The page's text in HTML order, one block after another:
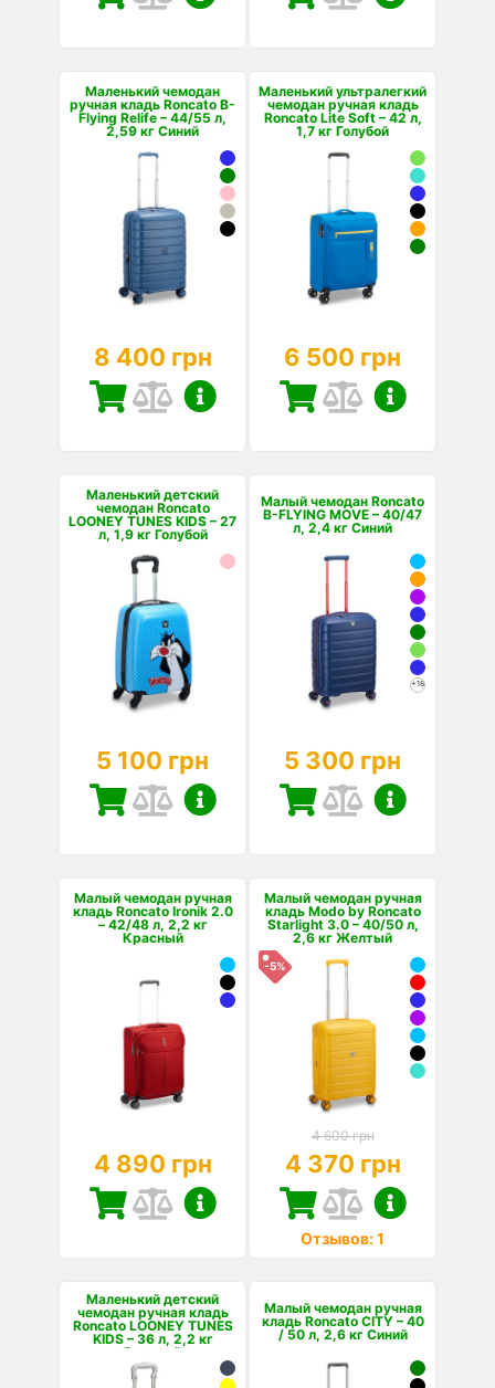
Маленький чемодан
ручная кладь Roncato B-
Flying Relife – 44/55 л,
2,59 кг Синий
8 400 грн
Маленький ультралегкий
чемодан ручная кладь
Roncato Lite Soft – 42 л,
1,7 кг Голубой
6 500 грн
Маленький детский
чемодан Roncato
LOONEY TUNES KIDS – 27
л, 1,9 кг Голубой
5 100 грн
Малый чемодан Roncato
B-FLYING MOVE – 40/47
л, 2,4 кг Синий
+18
5 300 грн
Малый чемодан ручная
кладь Roncato Ironik 2.0
– 42/48 л, 2,2 кг
Красный
4 890 грн
Малый чемодан ручная
кладь Modo by Roncato
Starlight 3.0 – 40/50 л,
2,6 кг Желтый
-5%
4 600 грн
4 370 грн
Отзывов: 1
Маленький детский
чемодан ручная кладь
Roncato LOONEY TUNES
KIDS – 36 л, 2,2 кг
Розовый
Малый чемодан ручная
кладь Roncato CITY – 40
/ 50 л, 2,6 кг Синий